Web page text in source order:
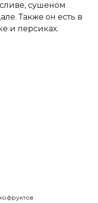
сушеном
Также он есть в
и персиках.